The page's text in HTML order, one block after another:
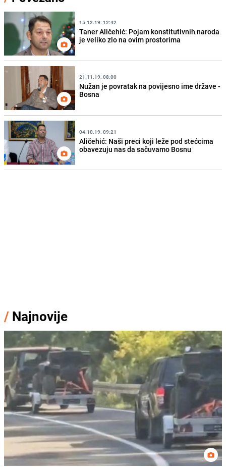
15.12.19. 12:42
Taner Aličehić: Pojam konstitutivnih naroda
je veliko zlo na ovim prostorima
21.11.19. 08:00
Nužan je povratak na povijesno ime države -
Bosna
04.10.19. 09:21
Aličehić: Naši preci koji leže pod stećcima
obavezuju nas da sačuvamo Bosnu
/ Najnovije